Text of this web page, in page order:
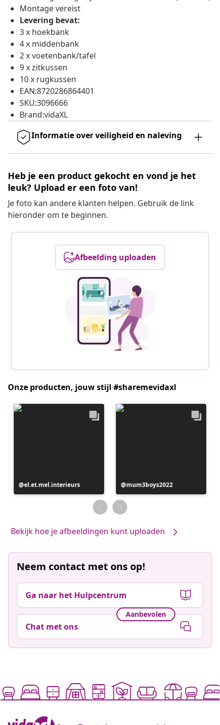
Montage vereist
Levering bevat:
3 x hoekbank
4 x middenbank
2 x voetenbank/tafel
9 x zitkussen
10 x rugkussen
EAN:8720286864401
SKU:3096666
Brand:vidaXL
Informatie over veiligheid en naleving
Heb je een product gekocht en vond je het
leuk? Upload er een foto van!
Je foto kan andere klanten helpen. Gebruik de link
hieronder om te beginnen.
Afbeelding uploaden
Onze producten, jouw stijl #sharemevidaxl
Bericht
gepubliceerd
el.et.mel.interieurs
Bericht
gepubliceerd
door
mum3boys2022
Bekijk hoe je afbeeldingen kunt uploaden
Neem contact met ons op!
Ga naar het Hulpcentrum
Aanbevolen
Chat met ons